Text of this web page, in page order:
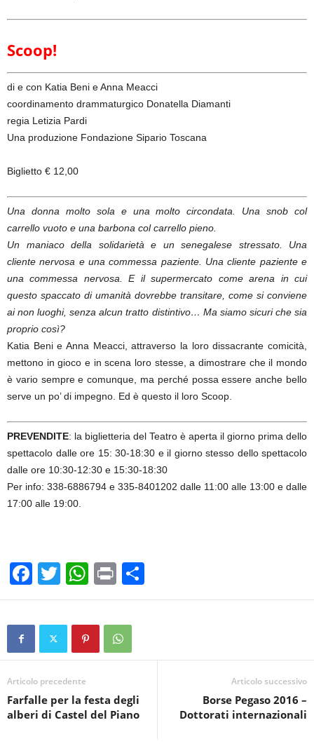
Scoop!
di e con Katia Beni e Anna Meacci
coordinamento drammaturgico Donatella Diamanti
regia Letizia Pardi
Una produzione Fondazione Sipario Toscana
Biglietto € 12,00
Una donna molto sola e una molto circondata. Una snob col
carrello vuoto e una barbona col carrello pieno.
Un maniaco della solidarietà e un senegalese stressato. Una
cliente nervosa e una commessa paziente. Una cliente paziente e
una commessa nervosa. E il supermercato come arena in cui
questo spaccato di umanità dovrebbe transitare, come si conviene
ai non luoghi, senza alcun tratto distintivo… Ma siamo sicuri che sia
proprio così?
Katia Beni e Anna Meacci, attraverso la loro dissacrante comicità,
mettono in gioco e in scena loro stesse, a dimostrare che il mondo
è vario sempre e comunque, ma perché possa essere anche bello
serve un po’ di impegno. Ed è questo il loro Scoop.
PREVENDITE: la biglietteria del Teatro è aperta il giorno prima dello
spettacolo dalle ore 15: 30-18:30 e il giorno stesso dello spettacolo
dalle ore 10:30-12:30 e 15:30-18:30
Per info: 338-6886794 e 335-8401202 dalle 11:00 alle 13:00 e dalle
17:00 alle 19:00.
F
a
c
b
o
o
T
wi
tt
W
h
at
s
A
p
Pr
in
t
o
vi
Articolo precedente
Farfalle per la festa degli
alberi di Castel del Piano
Articolo successivo
Borse Pegaso 2016 –
Dottorati internazionali